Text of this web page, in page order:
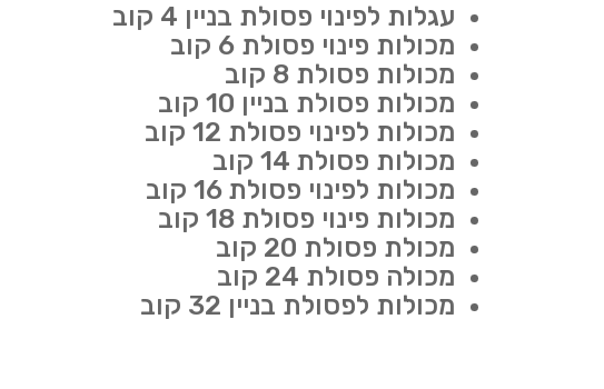
עגלות לפינוי פסולת בניין 4 קוב
מכולות פינוי פסולת 6 קוב
מכולות פסולת 8 קוב
מכולות פסולת בניין 10 קוב
מכולות לפינוי פסולת 12 קוב
מכולות פסולת 14 קוב
מכולות לפינוי פסולת 16 קוב
מכולות פינוי פסולת 18 קוב
מכולת פסולת 20 קוב
מכולה פסולת 24 קוב
מכולות לפסולת בניין 32 קוב